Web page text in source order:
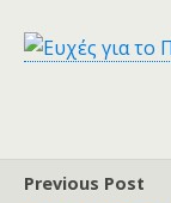
Previous Post